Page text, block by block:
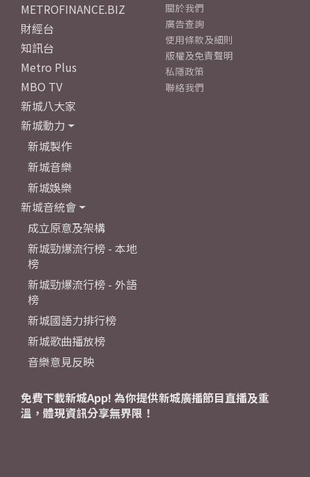
METROFINANCE.BIZ
財經台
知訊台
Metro Plus
MBO TV
新城八大家
新城動力
新城製作
新城音樂
新城娛樂
新城音統會
成立原意及架構
新城勁爆流行榜 - 本地
榜
新城勁爆流行榜 - 外語
榜
新城國語力排行榜
新城歌曲播放榜
音樂意見反映
關於我們
廣告查詢
使用條款及細則
版權及免責聲明
私隱政策
聯絡我們
免費下載新城App! 為你提供新城廣播節目直播及重
溫，體現資訊分享無界限！